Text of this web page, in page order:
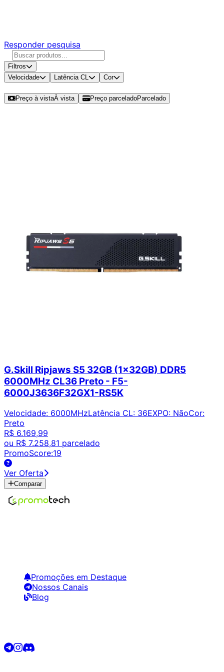
Responder pesquisa
Filtros
Velocidade
Latência CL Cor
Preço à vistaÀ vista Preço parceladoParcelado
G.Skill Ripjaws S5 32GB (1x32GB) DDR5
6000MHz CL36 Preto - F5-
6000J3636F32GX1-RS5K
Velocidade: 6000MHzLatência CL: 36EXPO: NãoCor:
Preto
R$ 6.169,99
ou R$ 7.258,81 parcelado
PromoScore:19
Ver Oferta
Comparar
Promoções em Destaque
Nossos Canais
Blog